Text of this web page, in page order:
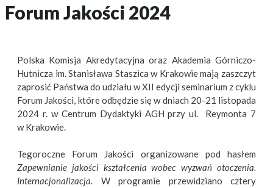
Forum Jakości 2024
Polska Komisja Akredytacyjna oraz Akademia Górniczo-
Hutnicza im. Stanisława Staszica w Krakowie mają zaszczyt
zaprosić Państwa do udziału w XII edycji seminarium z cyklu
Forum Jakości, które odbędzie się w dniach 20-21 listopada
2024 r. w Centrum Dydaktyki AGH przy ul. Reymonta 7
w Krakowie.
Tegoroczne Forum Jakości organizowane pod hasłem
Zapewnianie jakości kształcenia wobec wyzwań otoczenia.
Internacjonalizacja. W programie przewidziano cztery